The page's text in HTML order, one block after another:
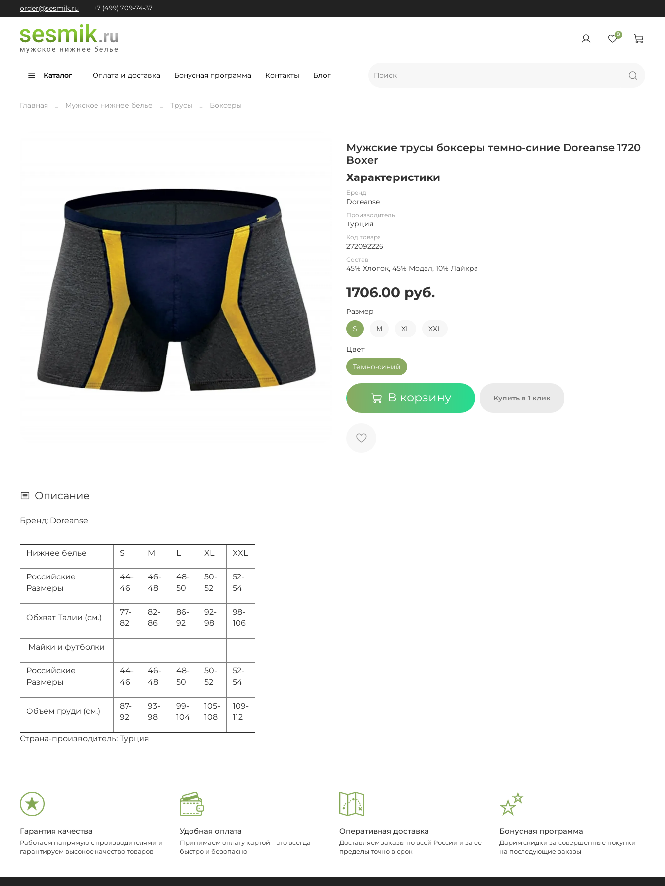
order@sesmik.ru +7 (499) 709-74-37
0
Каталог Оплата и доставка Бонусная программа Контакты Блог
Главная Мужское нижнее белье Трусы Боксеры
Мужские трусы боксеры темно-синие Doreanse 1720
Boxer
Характеристики
Бренд
Doreanse
Производитель
Турция
Код товара
272092226
Состав
45% Хлопок, 45% Модал, 10% Лайкра
1706.00 руб.
В корзину Купить в 1 клик
Размер
S
M XL XXL
Цвет
Темно-синий
Описание
Бренд: Doreanse
Нижнее белье S M L XL XXL
Российские
Размеры
44-
46
46-
48
48-
50
50-
52
52-
54
Обхват Талии (см.)
77-
82
82-
86
86-
92
92-
98
98-
106
Майки и футболки
Российские
Размеры
44-
46
46-
48
48-
50
50-
52
52-
54
Объем груди (см.)
87-
92
93-
98
99-
104
105-
108
109-
112
Страна-производитель: Турция
Гарантия качества
Работаем напрямую с производителями и
гарантируем высокое качество товаров
Удобная оплата
Принимаем оплату картой – это всегда
быстро и безопасно
Оперативная доставка
Доставляем заказы по всей России и за ее
пределы точно в срок
Бонусная программа
Дарим скидки за совершенные покупки
на последующие заказы